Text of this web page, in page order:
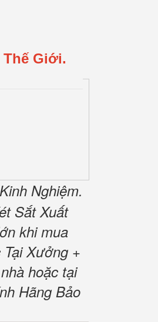
Thế Giới.
Nghiệm.
Sắt Xuất
khi mua
Xưởng +
hoặc tại
Hãng Bảo